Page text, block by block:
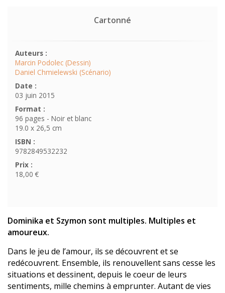
Cartonné
Auteurs :
Marcin Podolec (Dessin)
Daniel Chmielewski (Scénario)
Date :
03 juin 2015
Format :
96 pages - Noir et blanc
19.0 x 26,5 cm
ISBN :
9782849532232
Prix :
18,00 €
Dominika et Szymon sont multiples. Multiples et
amoureux.
Dans le jeu de l’amour, ils se découvrent et se
redécouvrent. Ensemble, ils renouvellent sans cesse les
situations et dessinent, depuis le coeur de leurs
sentiments, mille chemins à emprunter. Autant de vies